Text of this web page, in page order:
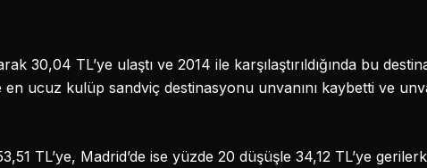
30,04 TL’ye ulaştı ve 2014 ile karşılaştırıldığında bu
en ucuz kulüp sandviç destinasyonu unvanını kaybetti ve
TL’ye, Madrid’de ise yüzde 20 düşüşle 34,12 TL’ye